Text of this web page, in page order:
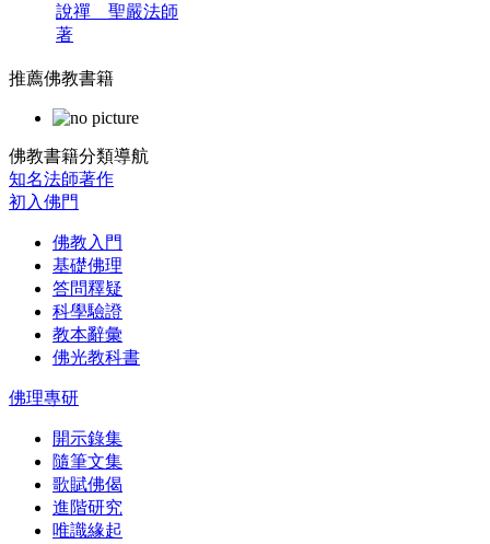
說禪 聖嚴法師
著
推薦佛教書籍
佛教書籍分類導航
知名法師著作
初入佛門
佛教入門
基礎佛理
答問釋疑
科學驗證
教本辭彙
佛光教科書
佛理專研
開示錄集
隨筆文集
歌賦佛偈
進階研究
唯識緣起